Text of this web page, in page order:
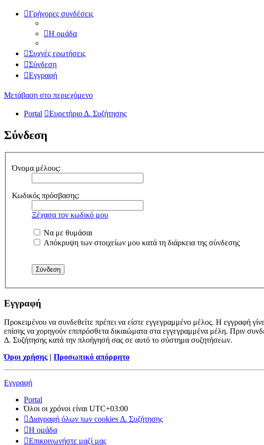
Γρήγορες συνδέσεις
Η ομάδα
Συχνές ερωτήσεις
Σύνδεση
Εγγραφή
Μετάβαση στο περιεχόμενο
Portal Ευρετήριο Δ. Συζήτησης
Σύνδεση
Όνομα μέλους:
Κωδικός πρόσβασης:
Ξέχασα τον κωδικό μου
Να με θυμάσαι
Απόκρυψη των στοιχείων μου κατά τη διάρκεια της σύνδεσης
Εγγραφή
Προκειμένου να συνδεθείτε πρέπει να είστε εγγεγραμμένο μέλος. Η εγγραφή
επίσης να χορηγούν επιπρόσθετα δικαιώματα στα εγγεγραμμένα μέλη. Πριν
Δ. Συζήτησης κατά την πλοήγησή σας σε αυτό το σύστημα συζητήσεων.
Όροι χρήσης | Προσωπικό απόρρητο
Εγγραφή
Portal
Όλοι οι χρόνοι είναι UTC+03:00
Διαγραφή όλων των cookies Δ. Συζήτησης
Η ομάδα
Επικοινωνήστε μαζί μας